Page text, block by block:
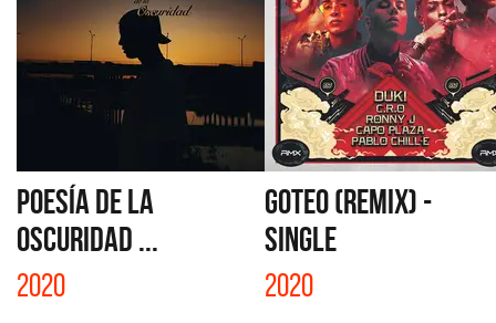
POESÍA DE LA
OSCURIDAD ...
2020
GOTEO (REMIX) -
SINGLE
2020